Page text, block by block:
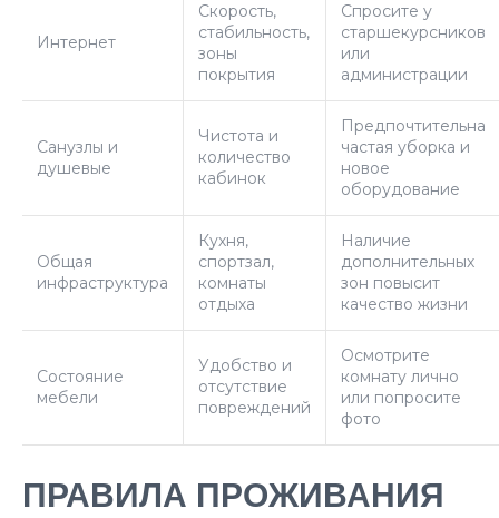
Интернет
Скорость,
стабильность,
зоны
покрытия
Спросите у
старшекурсников
или
администрации
Санузлы и
душевые
Чистота и
количество
кабинок
Предпочтительна
частая уборка и
новое
оборудование
Общая
инфраструктура
Кухня,
спортзал,
комнаты
отдыха
Наличие
дополнительных
зон повысит
качество жизни
Состояние
мебели
Удобство и
отсутствие
повреждений
Осмотрите
комнату лично
или попросите
фото
ПРАВИЛА ПРОЖИВАНИЯ